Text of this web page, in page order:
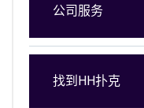
公司服务
找到HH扑克